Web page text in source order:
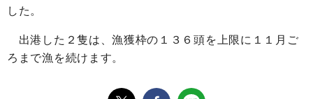
した。
出港した２隻は、漁獲枠の１３６頭を上限に１１月ご
ろまで漁を続けます。